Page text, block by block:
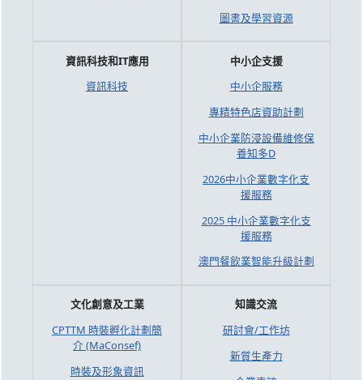
圖書及學習資源
資訊科技和IT應用
資訊科技
中小企支援
中小企服務
專精特色店資助計劃
中小企業防浸設備維修保
養知多D
2026中小企業數字化支
援服務
2025 中小企業數字化支
援服務
澳門餐飲業智能升級計劃
文化創意及工業
CPTTM 時裝孵化計劃簡
介 (MaConsef)
時裝及形象資訊
知識交流
研討會/工作坊
新質生產力